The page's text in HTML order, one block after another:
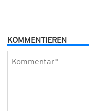
KOMMENTIEREN